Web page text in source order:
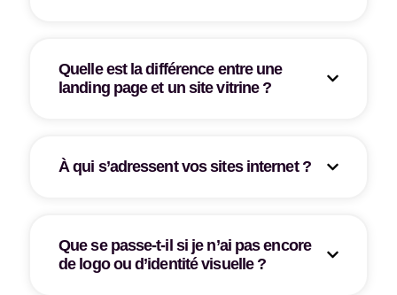
Quelle est la différence entre une
landing page et un site vitrine ?
À qui s’adressent vos sites internet ?
Que se passe-t-il si je n’ai pas encore
de logo ou d’identité visuelle ?